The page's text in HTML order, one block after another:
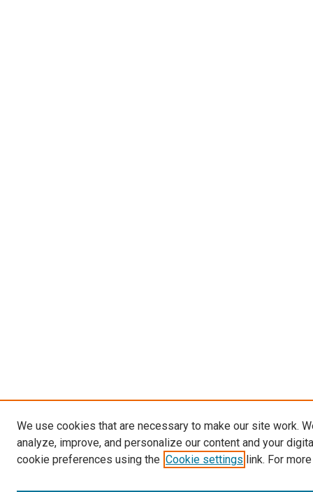
We use cookies that are necessary to make our site work.
analyze, improve, and personalize our content and your
cookie preferences using the Cookie settings link. For